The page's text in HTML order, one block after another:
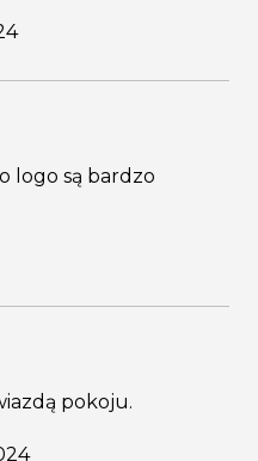
logo są bardzo
pokoju.